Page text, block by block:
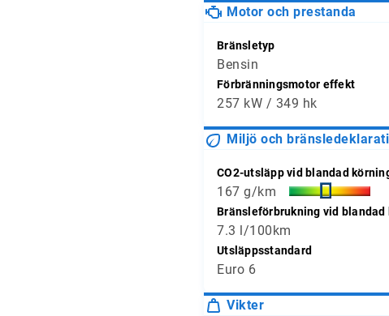
Motor och prestanda
Bränsletyp
Bensin
Förbränningsmotor effekt
257 kW / 349 hk
Miljö och
CO2-utsläpp vid blandad
167 g/km
Bränsleförbrukning vid blandad
7.3 l/100km
Utsläppsstandard
Euro 6
Vikter